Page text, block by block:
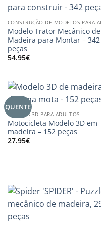
Modelo Trator Mecânico de
Madeira para Montar – 342
peças
54.95€
QUENTE
PUZZLES 3D PARA ADULTOS
Motocicleta Modelo 3D em
madeira – 152 peças
27.95€